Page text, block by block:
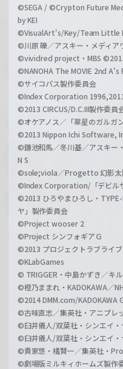
©SEGA / ©Crypton Future
by KEI
©VisualArt's/Key/Team Little
©川原 礫／アスキー・メディア
©vividred project・MBS
©NANOHA The MOVIE 2nd A's
©サイコパス製作委員会
©Index Corporation
©2013 CIRCUS/D.C.III製作委員
©オケアノス／「翠星のガルガ
©2013 Nippon Ichi Software,
©鎌池和馬／冬川基／アスキー
N S
©sole;viola／Progetto 幻影太
©Index Corporation/「デビル
©2013 ひろやまひろし・
ヤ」製作委員会
©Project wooser 2
©Project シンフォギアＧ
©2013 プロジェクトラブライブ
©KLabGames
© TRIGGER・中島かずき／キ
©橙乃ままれ・KADOKAWA／
©2014 DMM.com/KADOKAWA
©古味直志／集英社・アニプレ
©臼井儀人/双葉社・シンエイ・
©臼井儀人/双葉社・シンエイ
©貴家悠・橘賢一／集英社・
©劇場版ミルキィホームズ製作